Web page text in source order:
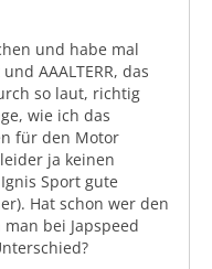
und habe mal
AAALTERR, das
so laut, richtig
wie ich das
für den Motor
ja keinen
Sport gute
Hat schon wer den
bei Japspeed